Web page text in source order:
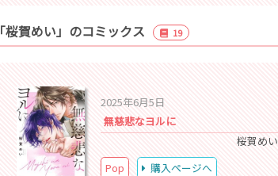
「桜賀めい」のコミックス 19
2025年6月5日
無慈悲なヨルに
桜賀めい
Pop
購入ページへ